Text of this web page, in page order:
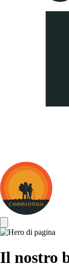
Cammini
Il nostro